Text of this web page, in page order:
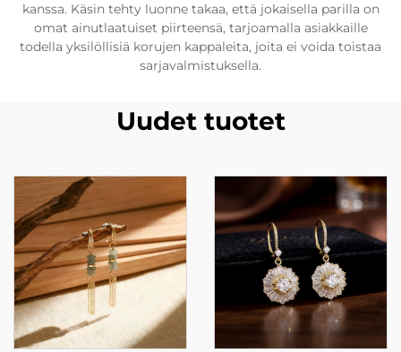
kanssa. Käsin tehty luonne takaa, että jokaisella parilla on
omat ainutlaatuiset piirteensä, tarjoamalla asiakkaille
todella yksilöllisiä korujen kappaleita, joita ei voida toistaa
sarjavalmistuksella.
Uudet tuotet